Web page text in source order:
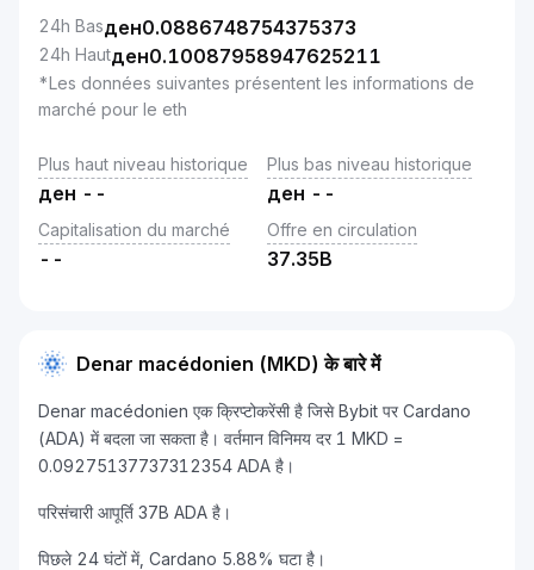
24h Basден0.0886748754375373
24h Hautден0.10087958947625211
*Les données suivantes présentent les informations de
marché pour le eth
Plus haut niveau historique
ден --
Plus bas niveau historique
ден --
Capitalisation du marché
--
Offre en circulation
37.35B
Denar macédonien (MKD) के बारे में
Denar macédonien एक क्रिप्टोकरेंसी है जिसे Bybit पर Cardano
(ADA) में बदला जा सकता है। वर्तमान विनिमय दर 1 MKD =
0.09275137737312354 ADA है।
परिसंचारी आपूर्ति 37B ADA है।
पिछले 24 घंटों में, Cardano 5.88% घटा है।